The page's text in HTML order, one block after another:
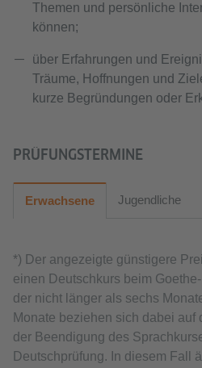
Themen und persönliche
können;
über Erfahrungen und
Träume, Hoffnungen und
kurze Begründungen oder
PRÜFUNGSTERMINE
Erwachsene Jugendliche
*) Der angezeigte günstigere
einen Deutschkurs beim
der nicht länger als sechs
Monate beziehen sich dabei auf
der Beendigung des
Deutschprüfung. In diesem Fall